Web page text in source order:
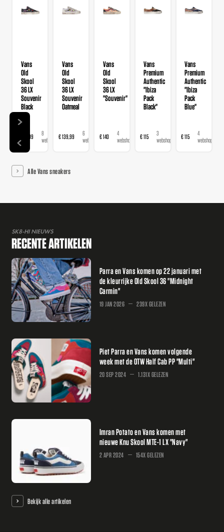
Vans
Old
Skool
36 LX
Souvenir
Black
€ 139,99
8
webshops
Vans
Old
Skool
36 LX
Souvenir
Oatmeal
€ 139,99
6
webshops
Vans
Old
Skool
36 LX
"Souvenir"
€ 140
4
webshops
Vans
Premium
Authentic
"Ibiza
Pack
Black"
€ 115
3
webshops
Vans
Premium
Authentic
"Ibiza
Pack
Blue"
€ 115
4
webshops
Alle Vans sneakers
SK8-HI NIEUWS
RECENTE ARTIKELEN
Parra en Vans komen op 22 januari met
de kleurrijke Old Skool 36 "Midnight
Carmin"
19 JAN 2026 239X GELEZEN
Piet Parra en Vans komen volgende
week met de OTW Half Cab PP "Multi"
20 SEP 2024 1.131X GELEZEN
Imran Potato en Vans komen met
nieuwe Knu Skool MTE-1 LX "Navy"
2 APR 2024 154X GELEZEN
Bekijk alle artikelen